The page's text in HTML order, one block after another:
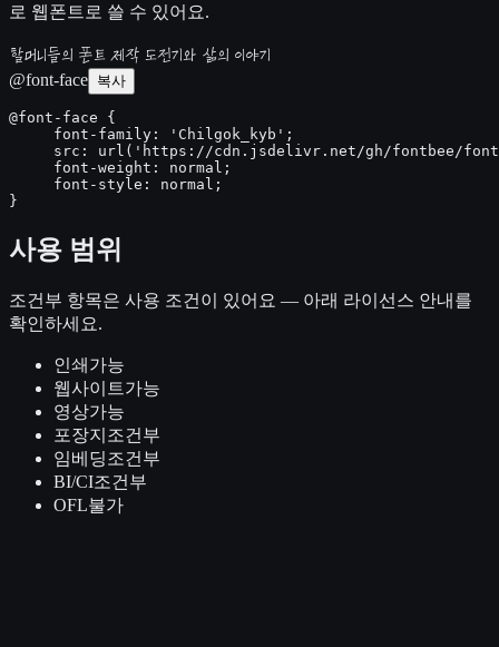
로 웹폰트로 쓸 수 있어요.
할머니들의 폰트 제작 도전기와 삶의 이야기
@font-face 복사
@font-face {
     font-family: 'Chilgok_kyb';
src: url('https://cdn.jsdelivr.net/gh/fontbee/
     font-weight: normal;
     font-style: normal;
}
사용 범위
조건부 항목은 사용 조건이 있어요 — 아래 라이선스 안내를
확인하세요.
인쇄 가능
웹사이트가능
영상가능
포장지 조건부
임베딩조건부
BI/CI조건부
OFL불가